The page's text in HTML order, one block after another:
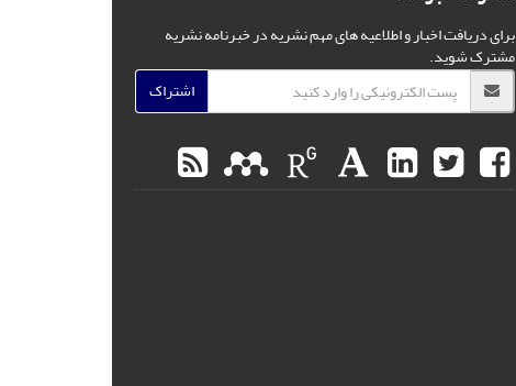
برای دریافت اخبار و اطلاعیه های مهم نشریه در خبرنامه نشریه
مشترک شوید.
اشتراک